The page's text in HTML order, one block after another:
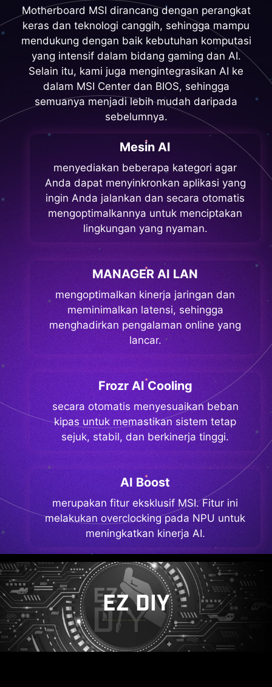
Motherboard MSI dirancang dengan perangkat
keras dan teknologi canggih, sehingga mampu
mendukung dengan baik kebutuhan komputasi
yang intensif dalam bidang gaming dan AI.
Selain itu, kami juga mengintegrasikan AI ke
dalam MSI Center dan BIOS, sehingga
semuanya menjadi lebih mudah daripada
sebelumnya.
Mesin AI
menyediakan beberapa kategori agar
Anda dapat menyinkronkan aplikasi yang
ingin Anda jalankan dan secara otomatis
mengoptimalkannya untuk menciptakan
lingkungan yang nyaman.
MANAGER AI LAN
mengoptimalkan kinerja jaringan dan
meminimalkan latensi, sehingga
menghadirkan pengalaman online yang
lancar.
Frozr AI Cooling
secara otomatis menyesuaikan beban
kipas untuk memastikan sistem tetap
sejuk, stabil, dan berkinerja tinggi.
AI Boost
merupakan fitur eksklusif MSI. Fitur ini
melakukan overclocking pada NPU untuk
meningkatkan kinerja AI.
EZ DIY